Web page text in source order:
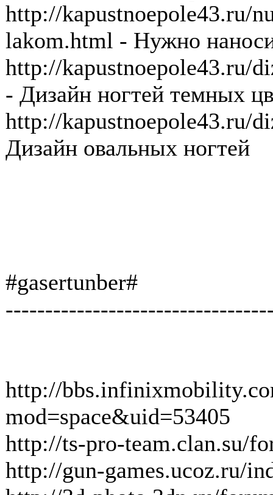
http://kapustnoepole43.ru/
lakom.html - Нужно
http://kapustnoepole43.ru/
- Дизайн ногтей темных
http://kapustnoepole43.ru/
Дизайн овальных ногтей
#gasertunber#
http://
mod=space&uid=53405
http://ts-pro-team.clan.su/
http://gun-games.ucoz.ru/